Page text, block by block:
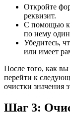
Откройте
реквизит.
С помощью
по нему один
Убедитесь,
или имеет
После того, как
перейти к
очистки значения
Шаг 3: